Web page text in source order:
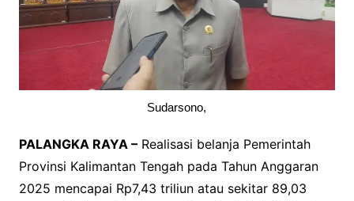
Sudarsono,
PALANGKA RAYA –Realisasi belanja Pemerintah
Provinsi Kalimantan Tengah pada Tahun Anggaran
2025 mencapai Rp7,43 triliun atau sekitar 89,03